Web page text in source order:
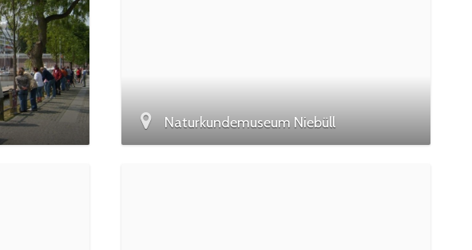
Naturkundemuseum Niebüll